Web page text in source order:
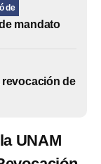
de
mandato
revocación de
UNAM